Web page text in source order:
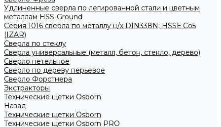
Удлиненные сверла по легированной стали и цветным
металлам HSS-Ground
Серия 1016 сверла по металлу ц/х DIN338N; HSSЕ Со5
(IZAR)
Сверла по стеклу
Сверла универсальные (металл, бетон, стекло, дерево)
Сверло петельное
Сверло по дереву перьевое
Сверло Форстнера
Экстракторы
Технические щетки Osborn
Назад
Технические щетки Osborn
Технические щетки Osborn PRO